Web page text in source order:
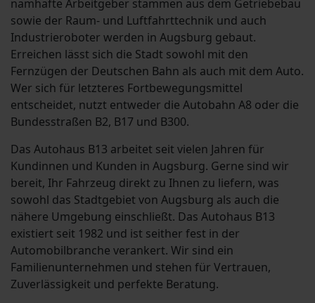
namhafte Arbeitgeber stammen aus dem Getriebebau
sowie der Raum- und Luftfahrttechnik und auch
Industrieroboter werden in Augsburg gebaut.
Erreichen lässt sich die Stadt sowohl mit den
Fernzügen der Deutschen Bahn als auch mit dem Auto.
Wer sich für letzteres Fortbewegungsmittel
entscheidet, nutzt entweder die Autobahn A8 oder die
Bundesstraßen B2, B17 und B300.
Das Autohaus B13 arbeitet seit vielen Jahren für
Kundinnen und Kunden in Augsburg. Gerne sind wir
bereit, Ihr Fahrzeug direkt zu Ihnen zu liefern, was
sowohl das Stadtgebiet von Augsburg als auch die
nähere Umgebung einschließt. Das Autohaus B13
existiert seit 1982 und ist seither fest in der
Automobilbranche verankert. Wir sind ein
Familienunternehmen und stehen für Vertrauen,
Zuverlässigkeit und perfekte Beratung.